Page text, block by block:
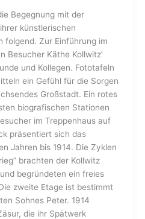
Begegnung mit der
künstlerischen
folgend. Zur Einführung im
Besucher Käthe Kollwitz’
und Kollegen. Fototafeln
ein Gefühl für die Sorgen
Großstadt. Ein rotes
biografischen Stationen
im Treppenhaus auf
präsentiert sich das
Jahren bis 1914. Die Zyklen
brachten der Kollwitz
begründeten ein freies
zweite Etage ist bestimmt
Sohnes Peter. 1914
die ihr Spätwerk